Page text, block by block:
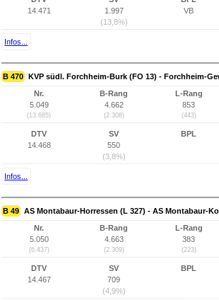
14.471
1.997
(13,8%)
VB
Infos...
B 470 KVP südl. Forchheim-Burk (FO 13) - Forchheim-
Nr.
5.049
(13.685)
B-Rang
4.662
(2.308)
L-Rang
853
(443)
DTV
14.468
SV
550
(3,8%)
BPL
Infos...
B 49 AS Montabaur-Horressen (L 327) - AS Montabaur-
Nr.
5.050
(6.437)
B-Rang
4.663
(2.309)
L-Rang
383
(223)
DTV
14.467
SV
709
(4,9%)
BPL